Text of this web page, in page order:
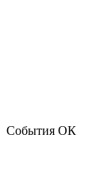
События ОК